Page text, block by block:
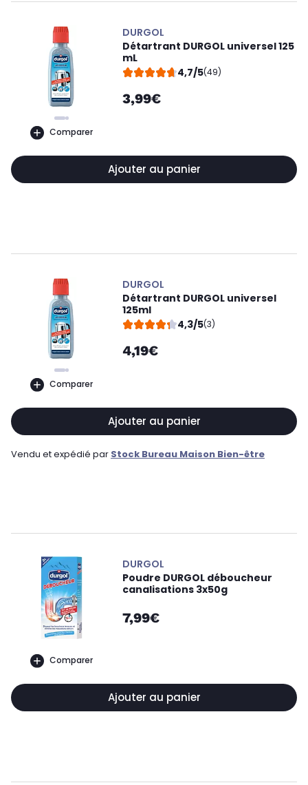
Comparer
DURGOL
Détartrant DURGOL universel 125
mL
4,7/5(49)
3,99€
Ajouter au panier
Comparer
DURGOL
Détartrant DURGOL universel
125ml
4,3/5(3)
4,19€
Ajouter au panier
Vendu et expédié par Stock Bureau Maison Bien-être
Comparer
DURGOL
Poudre DURGOL déboucheur
canalisations 3x50g
7,99€
Ajouter au panier